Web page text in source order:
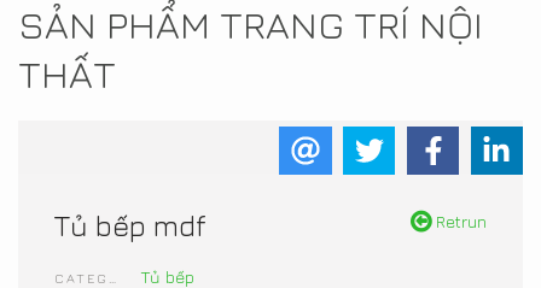
SẢN PHẨM TRANG TRÍ NỘI
THẤT
Retrun
Tủ bếp mdf
Tủ bếp